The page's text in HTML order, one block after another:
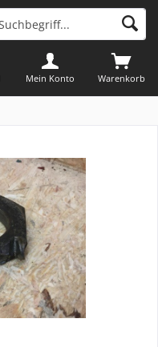
Warenkorb
Mein Konto